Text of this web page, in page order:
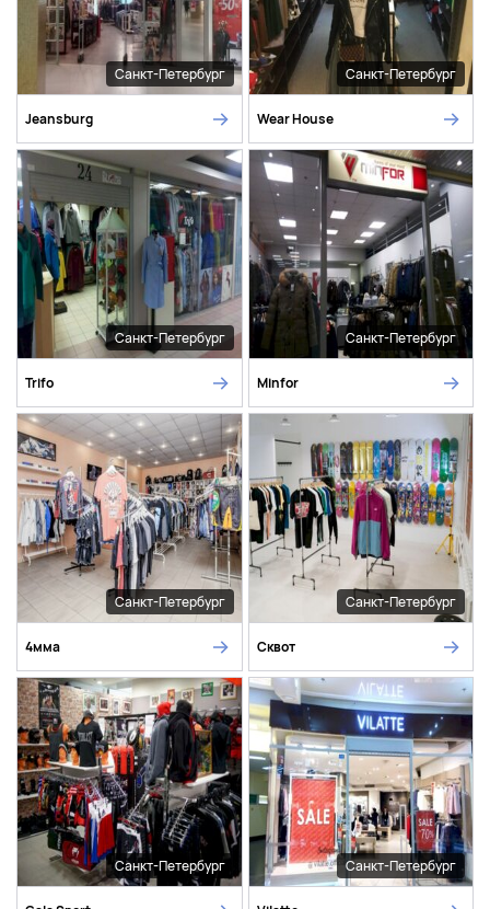
Санкт-Петербург
Jeansburg
Санкт-Петербург
Wear House
Санкт-Петербург
Trifo
Санкт-Петербург
Minfor
Санкт-Петербург
4мма
Санкт-Петербург
Сквот
Санкт-Петербург Санкт-Петербург